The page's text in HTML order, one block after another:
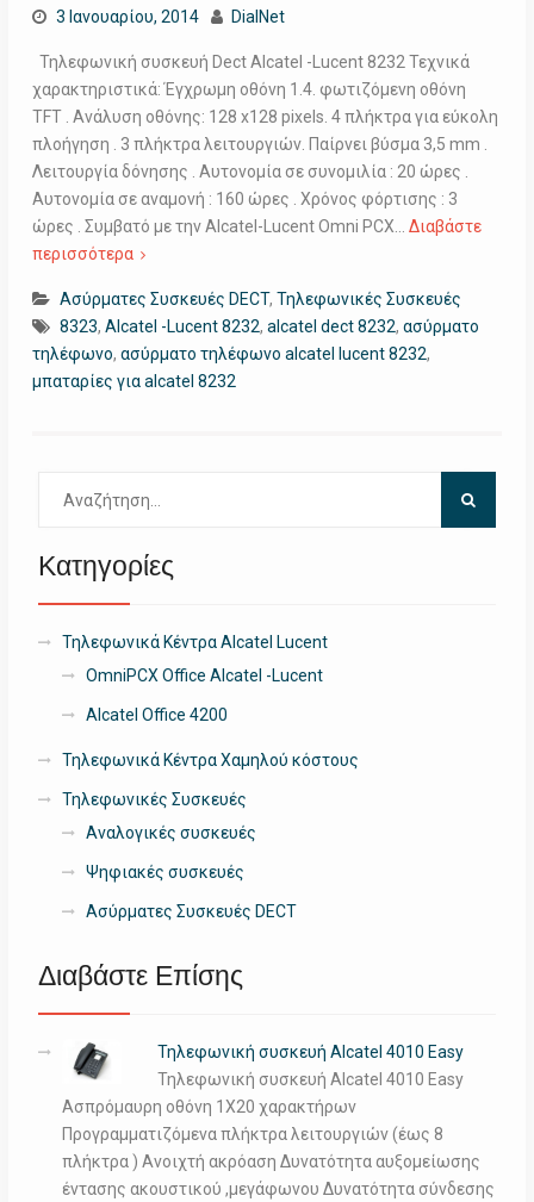
3 Ιανουαρίου, 2014 DialNet
Τηλεφωνική συσκευή Dect Alcatel -Lucent 8232 Τεχνικά
χαρακτηριστικά: Έγχρωμη οθόνη 1.4. φωτιζόμενη οθόνη
TFT . Ανάλυση οθόνης: 128 x128 pixels. 4 πλήκτρα για εύκολη
πλοήγηση . 3 πλήκτρα λειτουργιών. Παίρνει βύσμα 3,5 mm .
Λειτουργία δόνησης . Αυτονομία σε συνομιλία : 20 ώρες .
Αυτονομία σε αναμονή : 160 ώρες . Χρόνος φόρτισης : 3
ώρες . Συμβατό με την Alcatel-Lucent Omni PCX… Διαβάστε
περισσότερα
Ασύρματες Συσκευές DECT, Τηλεφωνικές Συσκευές
8323, Alcatel -Lucent 8232, alcatel dect 8232, ασύρματο
τηλέφωνο, ασύρματο τηλέφωνο alcatel lucent 8232,
μπαταρίες για alcatel 8232
για:
Κατηγορίες
Τηλεφωνικά Κέντρα Alcatel Lucent
OmniPCX Office Alcatel -Lucent
Alcatel Office 4200
Τηλεφωνικά Κέντρα Χαμηλού κόστους
Τηλεφωνικές Συσκευές
Αναλογικές συσκευές
Ψηφιακές συσκευές
Ασύρματες Συσκευές DECT
Διαβάστε Επίσης
Τηλεφωνική συσκευή Alcatel 4010 Easy
Τηλεφωνική συσκευή Alcatel 4010 Easy
Ασπρόμαυρη οθόνη 1Χ20 χαρακτήρων
Προγραμματιζόμενα πλήκτρα λειτουργιών (έως 8
πλήκτρα ) Ανοιχτή ακρόαση Δυνατότητα αυξομείωσης
έντασης ακουστικού ,μεγάφωνου Δυνατότητα σύνδεσης